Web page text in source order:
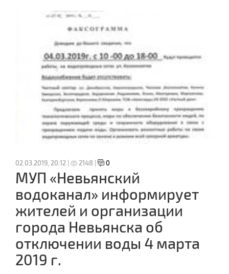
02.03.2019, 20:12 | 2148 | 0
МУП «Невьянский
водоканал» информирует
жителей и организации
города Невьянска об
отключении воды 4 марта
2019 г.